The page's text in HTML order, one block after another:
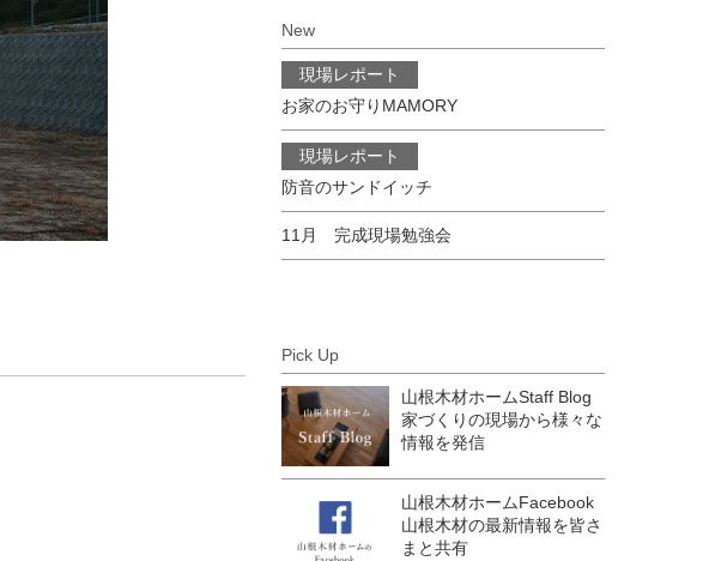
New
現場レポート
お家のお守りMAMORY
現場レポート
防音のサンドイッチ
11月 完成現場勉強会
Pick Up
山根木材ホームStaff Blog
家づくりの現場から様々な
情報を発信
山根木材ホームFacebook
山根木材の最新情報を皆さ
まと共有